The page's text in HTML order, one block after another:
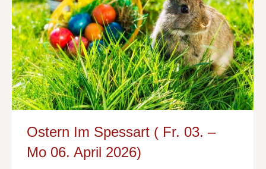
Ostern Im Spessart ( Fr. 03. –
Mo 06. April 2026)